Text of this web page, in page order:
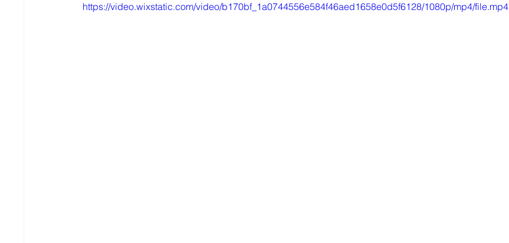
https://video.wixstatic.com/video/b170bf_1a0744556e584f46aed1658e0d5f6128/1080p/mp4/file.mp4